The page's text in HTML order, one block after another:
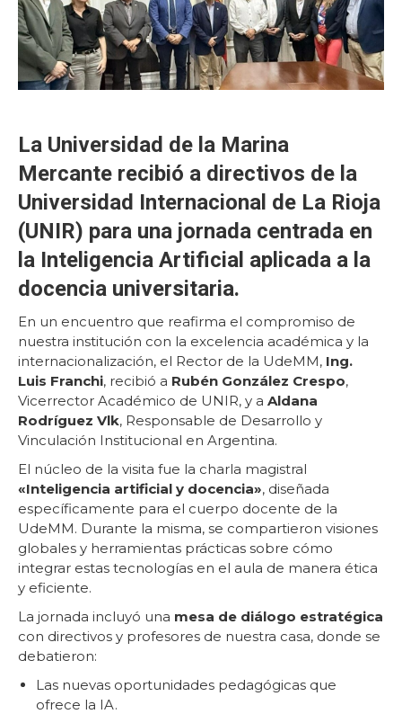
La Universidad de la Marina
Mercante recibió a directivos de la
Universidad Internacional de La Rioja
(UNIR) para una jornada centrada en
la Inteligencia Artificial aplicada a la
docencia universitaria.
En un encuentro que reafirma el compromiso de
nuestra institución con la excelencia académica y la
internacionalización, el Rector de la UdeMM, Ing.
Luis Franchi, recibió a Rubén González Crespo,
Vicerrector Académico de UNIR, y a Aldana
Rodríguez Vlk, Responsable de Desarrollo y
Vinculación Institucional en Argentina.
El núcleo de la visita fue la charla magistral
«Inteligencia artificial y docencia», diseñada
específicamente para el cuerpo docente de la
UdeMM. Durante la misma, se compartieron visiones
globales y herramientas prácticas sobre cómo
integrar estas tecnologías en el aula de manera ética
y eficiente.
La jornada incluyó una mesa de diálogo estratégica
con directivos y profesores de nuestra casa, donde se
debatieron:
Las nuevas oportunidades pedagógicas que
ofrece la IA.